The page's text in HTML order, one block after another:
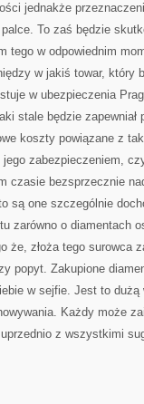
jednakże
To zaś będzie
tego w odpowiednim
w jakiś towar, który
w ubezpieczenia
stale będzie
koszty powiązane z
jego zabezpieczeniem,
czasie bezsprzecznie
są one szczególnie
zarówno o diamentach
że, złoża tego surowca
popyt. Zakupione
w sejfie. Jest to
Każdy może
z wszystkimi